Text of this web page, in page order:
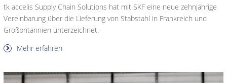
tk accelis Supply Chain Solutions hat mit SKF eine neue zehnjährige
Vereinbarung über die Lieferung von Stabstahl in Frankreich und
Großbritannien unterzeichnet.
Mehr erfahren